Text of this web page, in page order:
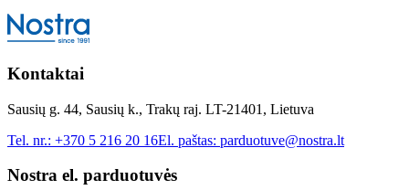
Kontaktai
Sausių g. 44, Sausių k., Trakų raj. LT-21401, Lietuva
Tel. nr.: +370 5 216 20 16El. paštas: parduotuve@nostra.lt
Nostra el. parduotuvės